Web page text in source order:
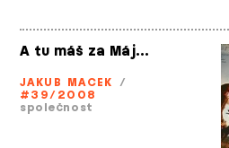
A tu máš za Máj…
JAKUB MACEK /
#39/2008
společnost